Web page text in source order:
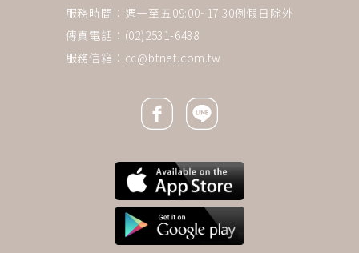
服務時間：週一至五09:00~17:30例假日除外
傳真電話：(02)2531-6438
服務信箱： cc@btnet.com.tw
Facebook icon
Line icon